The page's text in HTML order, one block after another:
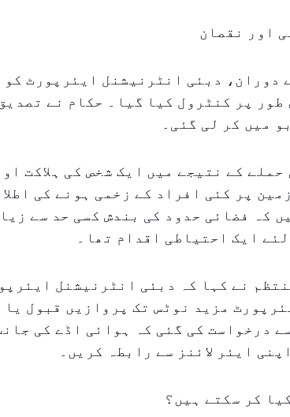
اور نقصان
دوران، دبئی انٹرنیشنل ایئرپورٹ کو
پر کنٹرول کیا گیا۔ حکام نے تصدیق
میں کر لی گئی۔
کے نتیجے میں ایک شخص کی ہلاکت
پر کئی افراد کے زخمی ہونے کی
کہ فضائی حدود کی بندش کسی حد سے
ایک احتیاطی اقدام تھا۔
نے کہا کہ دبئی انٹرنیشنل
مزید نوٹس تک پروازیں قبول یا
درخواست کی گئی کہ ہوائی اڈے کی
ایئر لائنز سے رابطہ کریں۔
کر سکتے ہیں؟